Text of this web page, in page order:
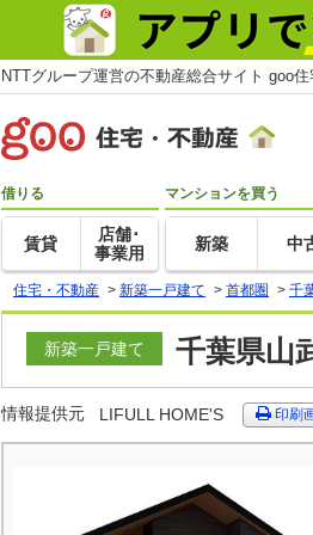
NTTグループ運営の不動産総合サイト goo
借りる
賃貸
店舗･
事業用
マンションを買う
新築 中
住宅・不動産 > 新築一戸建て > 首都圏 > 千
新築一戸建て 千葉県山
情報提供元 LIFULL HOME'S 印刷